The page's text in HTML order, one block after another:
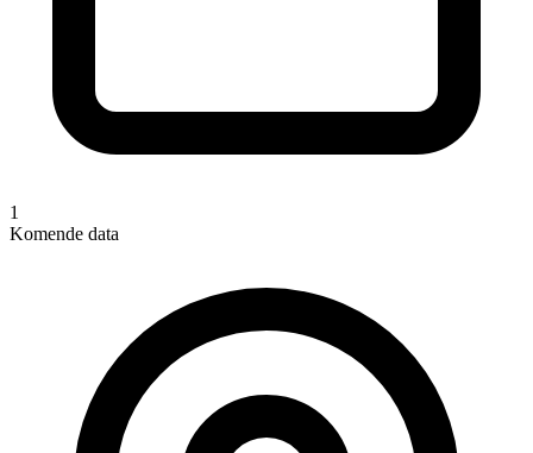
1
Komende data